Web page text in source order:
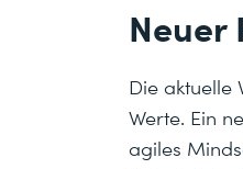
Neuer
Die aktuelle
Werte. Ein
agiles